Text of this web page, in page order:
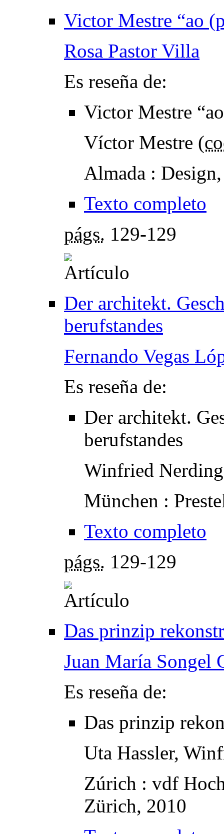
Victor Mestre “ao
Rosa Pastor Villa
Es reseña de:
Victor Mestre
Víctor Mestre (
Almada :
Texto completo
págs. 129-129
Der architekt.
berufstandes
Fernando Vegas
Es reseña de:
Der architekt.
berufstandes
Winfried
München :
Texto completo
págs. 129-129
Das prinzip
Juan María Songel
Es reseña de:
Das prinzip
Uta Hassler,
Zúrich : vdf
Zürich, 2010